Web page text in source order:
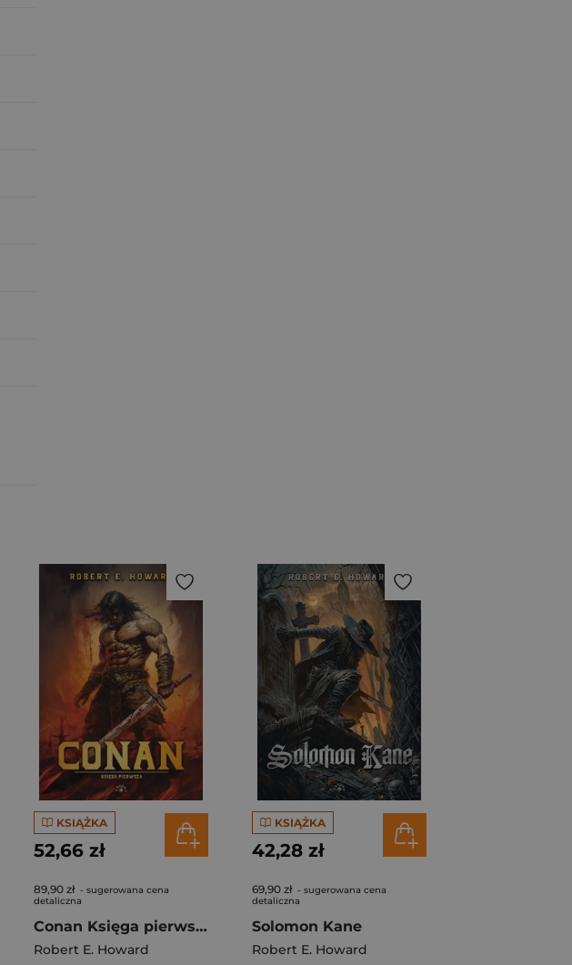
KSIĄŻKA
52,66 zł
89,90 zł - sugerowana cena
detaliczna
Conan Księga pierwsza
Robert E. Howard
KSIĄŻKA
42,28 zł
69,90 zł - sugerowana cena
detaliczna
Solomon Kane
Robert E. Howard